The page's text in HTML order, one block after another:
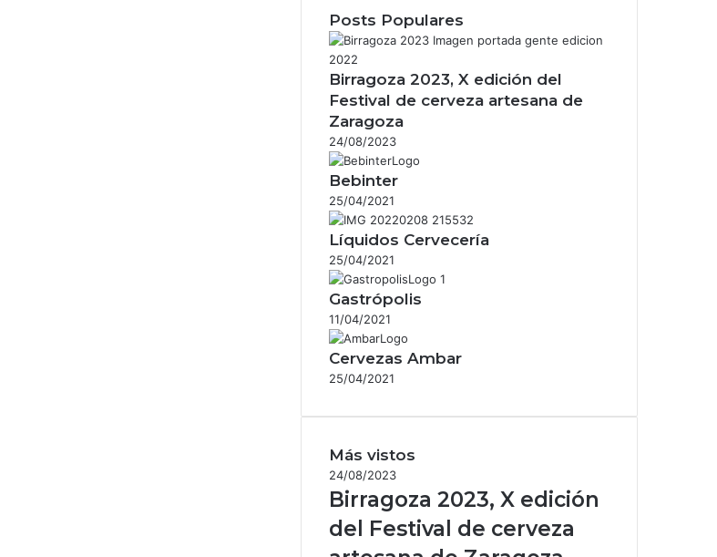
Posts Populares
Birragoza 2023, X edición del
Festival de cerveza artesana de
Zaragoza
24/08/2023
Bebinter
25/04/2021
Líquidos Cervecería
25/04/2021
Gastrópolis
11/04/2021
Cervezas Ambar
25/04/2021
Más vistos
24/08/2023
Birragoza 2023, X edición
del Festival de cerveza